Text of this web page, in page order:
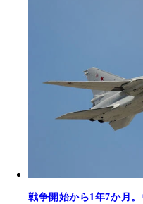
戦争開始から1年7か月